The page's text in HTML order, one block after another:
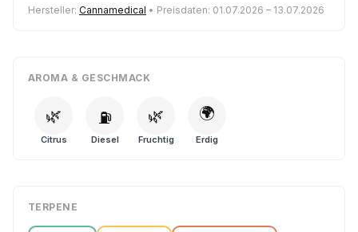
Hersteller: Cannamedical • Preisdaten: 01.07.2026 – 13.07.2026
AROMA & GESCHMACK
🌿
Citrus
⛽
Diesel
🌿
Fruchtig
🌍
Erdig
TERPENE